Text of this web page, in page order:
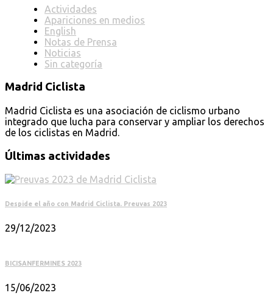
Actividades
Apariciones en medios
English
Notas de Prensa
Noticias
Sin categoría
Madrid Ciclista
Madrid Ciclista es una asociación de ciclismo urbano
integrado que lucha para conservar y ampliar los derechos
de los ciclistas en Madrid.
Últimas actividades
Despide el año con Madrid Ciclista. Preuvas 2023
29/12/2023
BICISANFERMINES 2023
15/06/2023